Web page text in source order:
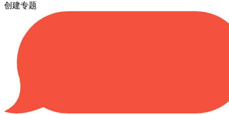
创建专题